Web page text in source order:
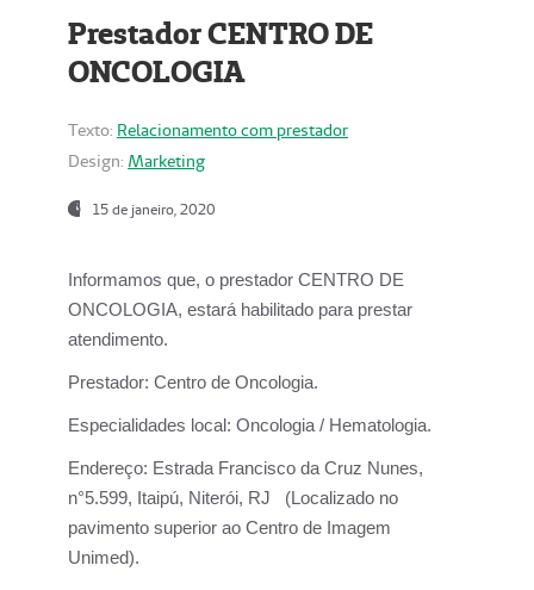
Prestador CENTRO DE
ONCOLOGIA
Texto: Relacionamento com prestador
Design: Marketing
15 de janeiro, 2020
Informamos que, o prestador CENTRO DE
ONCOLOGIA, estará habilitado para prestar
atendimento.
Prestador: Centro de Oncologia.
Especialidades local: Oncologia / Hematologia.
Endereço: Estrada Francisco da Cruz Nunes,
n°5.599, Itaipú, Niterói, RJ (Localizado no
pavimento superior ao Centro de Imagem
Unimed).